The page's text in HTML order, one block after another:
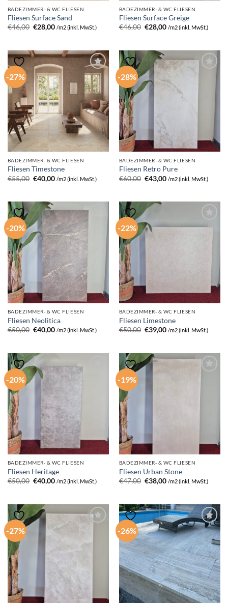
BADEZIMMER- & WC FLIESEN
Fliesen Surface Sand
€46,00 Ursprünglicher
Preis
€28,00Aktueller
Preis
/m2 (inkl. MwSt.)
BADEZIMMER- & WC FLIESEN
Fliesen Surface Greige
€46,00 Ursprünglicher
Preis
€28,00Aktueller
Preis
/m2 (inkl. MwSt.)
-27%
BADEZIMMER- & WC FLIESEN
Fliesen Timestone
€55,00 Ursprünglicher
Preis
€40,00Aktueller
Preis
/m2 (inkl. MwSt.)
-28%
BADEZIMMER- & WC FLIESEN
Fliesen Retro Pure
€60,00 Ursprünglicher
Preis
€43,00Aktueller
Preis
/m2 (inkl. MwSt.)
-20%
BADEZIMMER- & WC FLIESEN
Fliesen Neolitica
€50,00 Ursprünglicher
Preis
€40,00Aktueller
Preis
/m2 (inkl. MwSt.)
-22%
BADEZIMMER- & WC FLIESEN
Fliesen Limestone
€50,00 Ursprünglicher
Preis
€39,00Aktueller
Preis
/m2 (inkl. MwSt.)
-20%
BADEZIMMER- & WC FLIESEN
Fliesen Heritage
€50,00 Ursprünglicher
Preis
€40,00Aktueller
Preis
/m2 (inkl. MwSt.)
-19%
BADEZIMMER- & WC FLIESEN
Fliesen Urban Stone
€47,00 Ursprünglicher
Preis
€38,00Aktueller
Preis
/m2 (inkl. MwSt.)
-27% -26%